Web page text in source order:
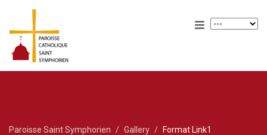
Paroisse Saint Symphorien Gallery Format Link1